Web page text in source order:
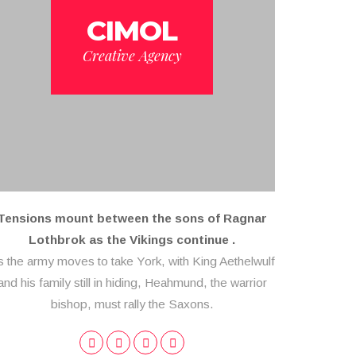
CIMOL
Creative Agency
mount between the sons of Ragnar
Lothbrok as the Vikings continue .
the army moves to take York, with King Aethelwulf
his family still in hiding, Heahmund, the warrior
bishop, must rally the Saxons.